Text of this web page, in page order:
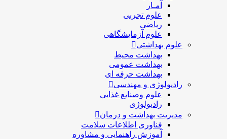
آمـار
علوم تجربی
ریاضی
علوم آزمایشگاهی
علوم بهداشتی
بهداشت محیط
بهداشت عمومی
بهداشت حرفه ای
رادیولوژی و مهندسی
علوم وصنایع غذایی
رادیولوژی
مدیریت بهداشت و درمان
فناوری اطلاعات سلامت
آموزش راهنمایی و مشاوره